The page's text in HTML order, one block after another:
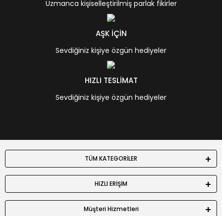
Uzmanca kişiselleştirilmiş parlak fikirler
AŞK İÇİN
Sevdiğiniz kişiye özgün hediyeler
HIZLI TESLİMAT
Sevdiğiniz kişiye özgün hediyeler
TÜM KATEGORİLER
HIZLI ERİŞİM
Müşteri Hizmetleri